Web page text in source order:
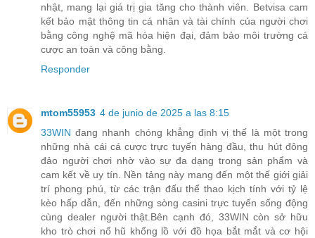
nhật, mang lại giá trị gia tăng cho thành viên. Betvisa cam
kết bảo mật thông tin cá nhân và tài chính của người chơi
bằng công nghệ mã hóa hiện đại, đảm bảo môi trường cá
cược an toàn và công bằng.
Responder
mtom55953 4 de junio de 2025 a las 8:15
33WIN đang nhanh chóng khẳng định vị thế là một trong
những nhà cái cá cược trực tuyến hàng đầu, thu hút đông
đảo người chơi nhờ vào sự đa dạng trong sản phẩm và
cam kết về uy tín. Nền tảng này mang đến một thế giới giải
trí phong phú, từ các trận đấu thể thao kịch tính với tỷ lệ
kèo hấp dẫn, đến những sòng casini trực tuyến sống động
cùng dealer người thật.Bên cạnh đó, 33WIN còn sở hữu
kho trò chơi nổ hũ khổng lồ với đồ họa bắt mắt và cơ hội